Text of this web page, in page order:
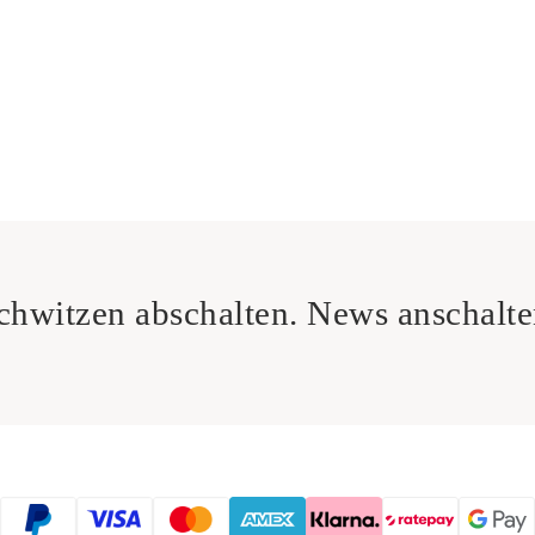
abschalten. News